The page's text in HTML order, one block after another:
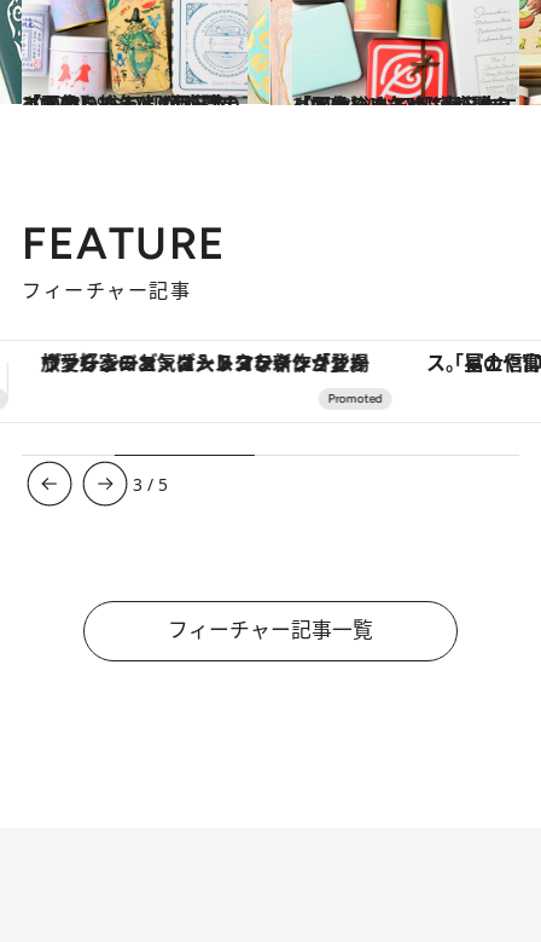
2022.3.19
【画像】 おいしいが詰まっている！ 47都道府県の「かわいい缶」 “西日本エリアを総まとめ”
グルメ 2022.3.10
【画像】 おいしいが詰まっている！ 47都道府県の「かわいい缶」 “東日本エリアを総まとめ”
グルメ
FEATURE
フィーチャー記事
「星のや富士」でデジタルデトックス。冨士信仰の歴史を辿り、心身を調える。 【夏限定ディナーコース】旬を
3 / 5
フィーチャー記事一覧